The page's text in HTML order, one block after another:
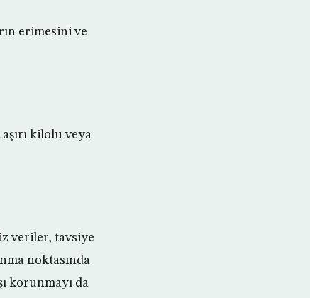
erimesini ve
kilolu veya
veriler, tavsiye
noktasında
korunmayı da